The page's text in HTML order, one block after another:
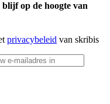
op de hoogte van
privacybeleid van skribis